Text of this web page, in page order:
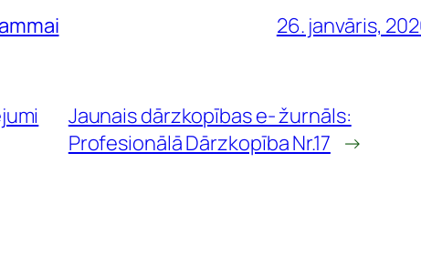
26. janvāris,
Jaunais dārzkopības e- žurnāls:
Profesionālā Dārzkopība Nr.17 →